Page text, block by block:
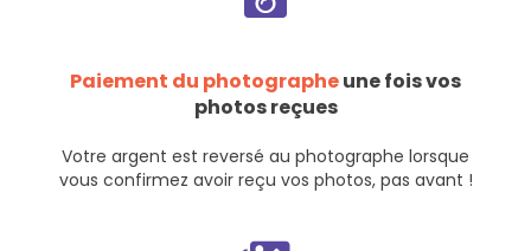
Paiement du photographeune fois vos
photos reçues
Votre argent est reversé au photographe lorsque
vous confirmez avoir reçu vos photos, pas avant !